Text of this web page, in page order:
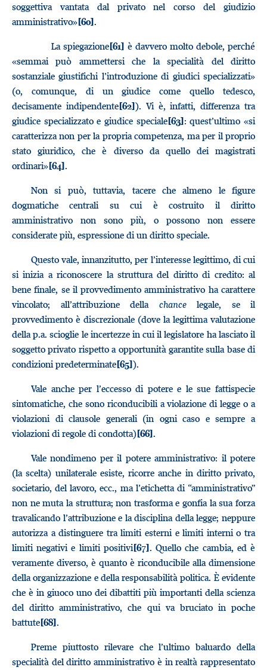
soggettiva vantata dal privato nel corso del giudizio
amministrativo»[60].
La spiegazione[61] è davvero molto debole, perché
«semmai può ammettersi che la specialità del diritto
sostanziale giustifichi l’introduzione di giudici specializzati»
(o, comunque, di un giudice come quello tedesco,
decisamente indipendente[62]). Vi è, infatti, differenza tra
giudice specializzato e giudice speciale[63]: quest’ultimo «si
caratterizza non per la propria competenza, ma per il proprio
stato giuridico, che è diverso da quello dei magistrati
ordinari»[64].
Non si può, tuttavia, tacere che almeno le figure
dogmatiche centrali su cui è costruito il diritto
amministrativo non sono più, o possono non essere
considerate più, espressione di un diritto speciale.
Questo vale, innanzitutto, per l’interesse legittimo, di cui
si inizia a riconoscere la struttura del diritto di credito: al
bene finale, se il provvedimento amministrativo ha carattere
vincolato; all’attribuzione della chancelegale, se il
provvedimento è discrezionale (dove la legittima valutazione
della p.a. scioglie le incertezze in cui il legislatore ha lasciato il
soggetto privato rispetto a opportunità garantite sulla base di
condizioni predeterminate[65]).
Vale anche per l’eccesso di potere e le sue fattispecie
sintomatiche, che sono riconducibili a violazione di legge o a
violazioni di clausole generali (in ogni caso e sempre a
violazioni di regole di condotta)[66].
Vale nondimeno per il potere amministrativo: il potere
(la scelta) unilaterale esiste, ricorre anche in diritto privato,
societario, del lavoro, ecc., ma l’etichetta di “amministrativo”
non ne muta la struttura; non trasforma e gonfia la sua forza
travalicando l’attribuzione e la disciplina della legge; neppure
autorizza a distinguere tra limiti esterni e limiti interni o tra
limiti negativi e limiti positivi[67]. Quello che cambia, ed è
veramente diverso, è quanto è riconducibile alla dimensione
della organizzazione e della responsabilità politica. È evidente
che è in giuoco uno dei dibattiti più importanti della scienza
del diritto amministrativo, che qui va bruciato in poche
battute[68].
Preme piuttosto rilevare che l’ultimo baluardo della
specialità del diritto amministrativo è in realtà rappresentato